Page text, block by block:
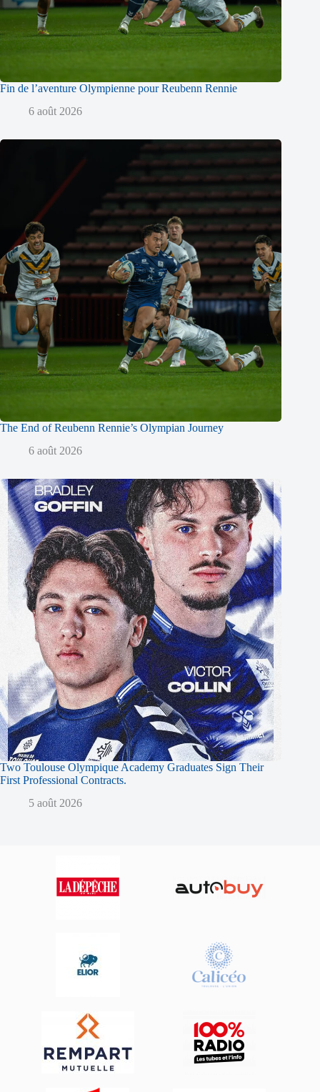
Fin de l’aventure Olympienne pour Reubenn Rennie
6 août 2026
The End of Reubenn Rennie’s Olympian Journey
6 août 2026
Two Toulouse Olympique Academy Graduates Sign Their
First Professional Contracts.
5 août 2026